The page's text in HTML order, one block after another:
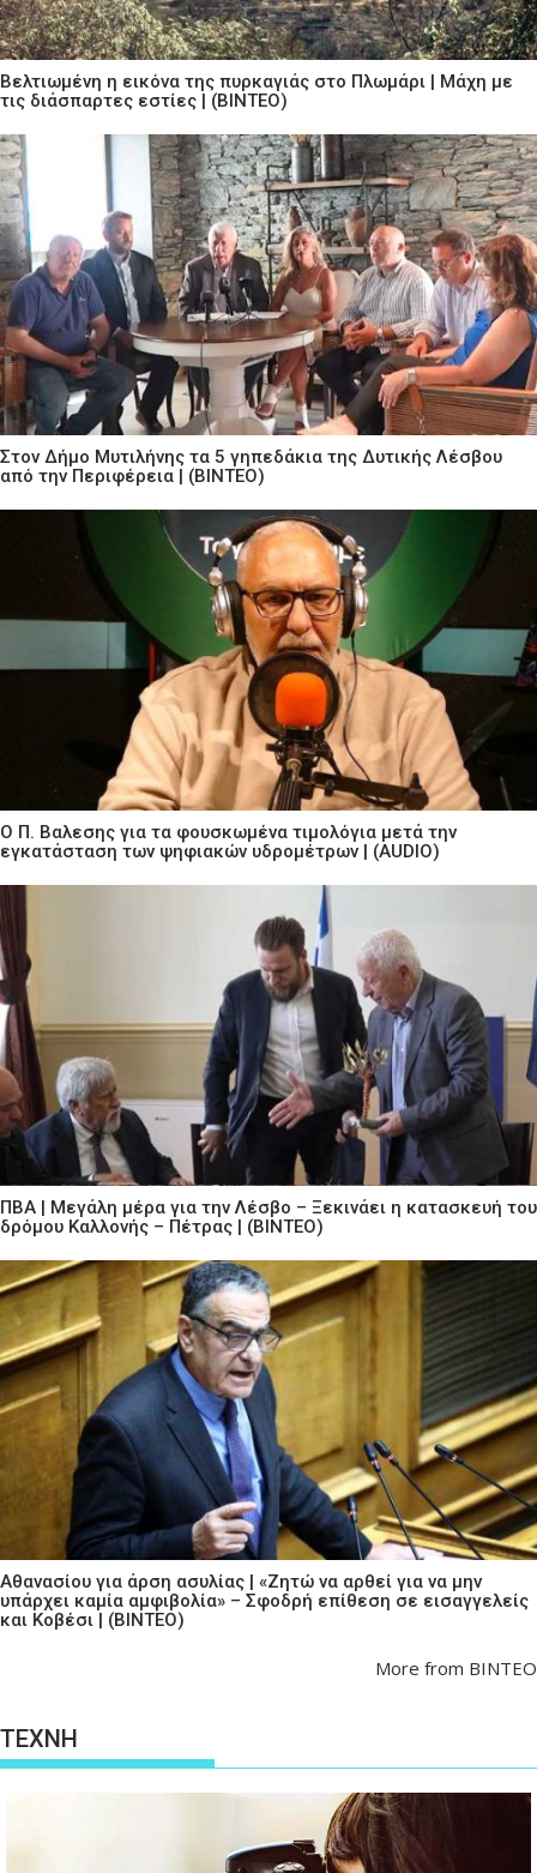
Βελτιωμένη η εικόνα της πυρκαγιάς στο Πλωμάρι | Μάχη με
τις διάσπαρτες εστίες | (ΒΙΝΤΕΟ)
Στον Δήμο Μυτιλήνης τα 5 γηπεδάκια της Δυτικής Λέσβου
από την Περιφέρεια | (ΒΙΝΤΕΟ)
Ο Π. Βαλεσης για τα φουσκωμένα τιμολόγια μετά την
εγκατάσταση των ψηφιακών υδρομέτρων | (AUDIO)
ΠΒΑ | Μεγάλη μέρα για την Λέσβο – Ξεκινάει η κατασκευή του
δρόμου Καλλονής – Πέτρας | (ΒΙΝΤΕΟ)
Αθανασίου για άρση ασυλίας | «Ζητώ να αρθεί για να μην
υπάρχει καμία αμφιβολία» – Σφοδρή επίθεση σε εισαγγελείς
και Κοβέσι | (ΒΙΝΤΕΟ)
More from ΒΙΝΤΕΟ
ΤΕΧΝΗ